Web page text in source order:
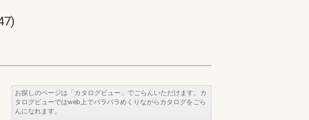
お探しのページは「カタログビュー」でごらんいただけます。カ
タログビューではweb上でパラパラめくりながらカタログをごら
んになれます。